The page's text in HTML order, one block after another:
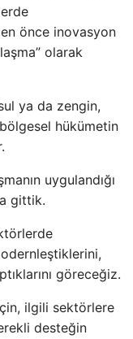
önce inovasyon
olarak
ya da zengin,
hükümetin
uygulandığı
gittik.
göreceğiz.
ilgili sektörlere
desteğin